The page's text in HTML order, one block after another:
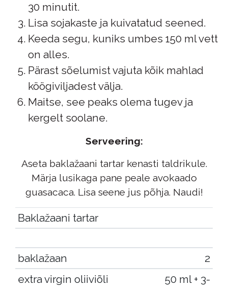
30 minutit.
Lisa sojakaste ja kuivatatud seened.
Keeda segu, kuniks umbes 150 ml vett
on alles.
Pärast sõelumist vajuta kõik mahlad
köögiviljadest välja.
Maitse, see peaks olema tugev ja
kergelt soolane.
Serveering:
Aseta baklažaani tartar kenasti taldrikule.
Märja lusikaga pane peale avokaado
guasacaca. Lisa seene jus põhja. Naudi!
Baklažaani tartar
baklažaan
2
extra virgin oliiviõli
50 ml + 3-